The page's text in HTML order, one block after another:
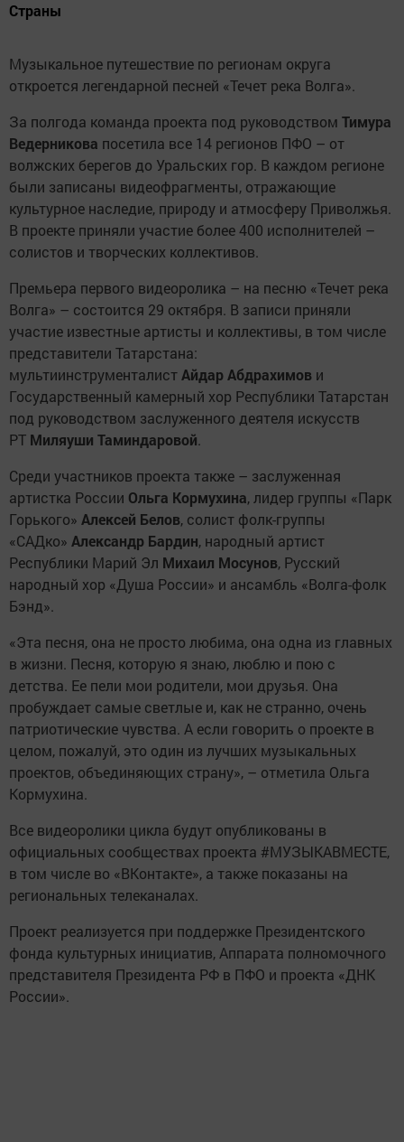
Страны
Музыкальное путешествие по регионам округа
откроется легендарной песней «Течет река Волга».
За полгода команда проекта под руководством Тимура
Ведерникова посетила все 14 регионов ПФО – от
волжских берегов до Уральских гор. В каждом регионе
были записаны видеофрагменты, отражающие
культурное наследие, природу и атмосферу Приволжья.
В проекте приняли участие более 400 исполнителей –
солистов и творческих коллективов.
Премьера первого видеоролика – на песню «Течет река
Волга» – состоится 29 октября. В записи приняли
участие известные артисты и коллективы, в том числе
представители Татарстана:
мультиинструменталистАйдар Абдрахимов и
Государственный камерный хор Республики Татарстан
под руководством заслуженного деятеля искусств
РТ Миляуши Таминдаровой.
Среди участников проекта также – заслуженная
артистка России Ольга Кормухина, лидер группы «Парк
Горького» Алексей Белов, солист фолк-группы
«САДко» Александр Бардин, народный артист
Республики Марий Эл Михаил Мосунов, Русский
народный хор «Душа России» и ансамбль «Волга-фолк
Бэнд».
«Эта песня, она не просто любима, она одна из главных
в жизни. Песня, которую я знаю, люблю и пою с
детства. Ее пели мои родители, мои друзья. Она
пробуждает самые светлые и, как не странно, очень
патриотические чувства. А если говорить о проекте в
целом, пожалуй, это один из лучших музыкальных
проектов, объединяющих страну», – отметила Ольга
Кормухина.
Все видеоролики цикла будут опубликованы в
официальных сообществах проекта #МУЗЫКАВМЕСТЕ,
в том числе во «ВКонтакте», а также показаны на
региональных телеканалах.
Проект реализуется при поддержке Президентского
фонда культурных инициатив, Аппарата полномочного
представителя Президента РФ в ПФО и проекта «ДНК
России».